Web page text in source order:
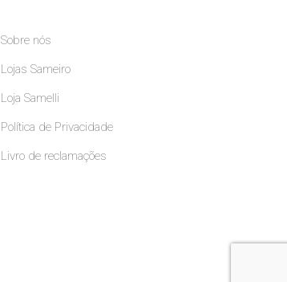
Sobre nós
Lojas Sameiro
Loja Samelli
Política de Privacidade
Livro de reclamações